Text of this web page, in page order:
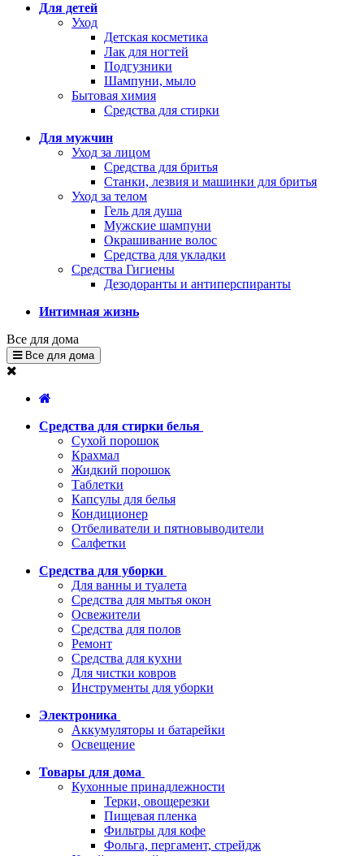
Для детей
Уход
Детская косметика
Лак для ногтей
Подгузники
Шампуни, мыло
Бытовая химия
Средства для стирки
Для мужчин
Уход за лицом
Средства для бритья
Станки, лезвия и машинки для бритья
Уход за телом
Гель для душа
Мужские шампуни
Окрашивание волос
Средства для укладки
Средства Гигиены
Дезодоранты и антиперспиранты
Интимная жизнь
Все для дома
Все для дома
Средства для стирки белья
Сухой порошок
Крахмал
Жидкий порошок
Таблетки
Капсулы для белья
Кондиционер
Отбеливатели и пятновыводители
Салфетки
Средства для уборки
Для ванны и туалета
Средства для мытья окон
Освежители
Средства для полов
Ремонт
Средства для кухни
Для чистки ковров
Инструменты для уборки
Электроника
Аккумуляторы и батарейки
Освещение
Товары для дома
Кухонные принадлежности
Терки, овощерезки
Пищевая пленка
Фильтры для кофе
Фольга, пергамент, стрейдж